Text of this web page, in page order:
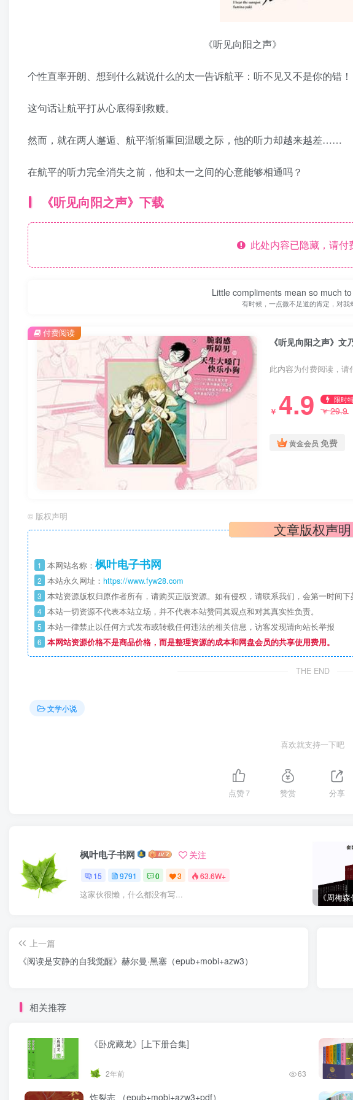
《听见向阳之声》
个性直率开朗、想到什么就说什么的太一告诉航平：听不见又不是你的错！
这句话让航平打从心底得到救赎。
然而，就在两人邂逅、航平渐渐重回温暖之际，他的听力却越来越差……
在航平的听力完全消失之前，他和太一之间的心意能够相通吗？
《听见向阳之声》下载
此处内容已隐藏，请付
Little compliments mean so much
有时候，一点微不足道的肯定，对我
《听见向阳之声》
此内容为付费阅读，请
￥ 4.9 限时
￥29.9
黄金会员 免费
付费阅读
© 版权声明
文章版权声明
1 本网站名称： 枫叶电子书网
2 本站永久网址： https://www.fyw28.com
3 本站资源版权归原作者所有，请购买正版资源。如有侵权，请联系我们，会第一时间下
4 本站一切资源不代表本站立场，并不代表本站赞同其观点和对其真实性负责。
5 本站一律禁止以任何方式发布或转载任何违法的相关信息，访客发现请向站长举报
6 本网站资源价格不是商品价格，而是整理资源的成本和网盘会员的共享使用费用。
THE END
文学小说
喜欢就支持一下吧
点赞7 赞赏 分享
枫叶电子书网 关注
15 9791 0 3 63.6W+
这家伙很懒，什么都没有写...
上一篇
《阅读是安静的自我觉醒》赫尔曼·黑塞（epub+mobi+azw3）
相关推荐
《卧虎藏龙》[上下册合集]
2年前 63
炸裂志 （epub+mobi+azw3+pdf）